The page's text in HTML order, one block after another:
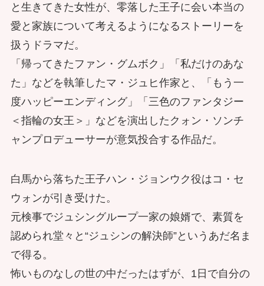
と生きてきた女性が、零落した王子に会い本当の
愛と家族について考えるようになるストーリーを
扱うドラマだ。
「帰ってきたファン・グムボク」「私だけのあな
た」などを執筆したマ・ジュヒ作家と、「もう一
度ハッピーエンディング」「三色のファンタジー
＜指輪の女王＞」などを演出したクォン・ソンチ
ャンプロデューサーが意気投合する作品だ。
白馬から落ちた王子ハン・ジョンウク役はコ・セ
ウォンが引き受けた。
元検事でジュシングループ一家の娘婿で、素質を
認められ堂々と“ジュシンの解決師”というあだ名ま
で得る。
怖いものなしの世の中だったはずが、1日で自分の